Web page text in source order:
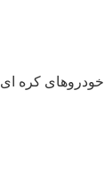
خودروهای کره ای